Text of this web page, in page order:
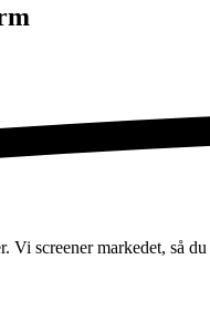
Vi screener markedet, så